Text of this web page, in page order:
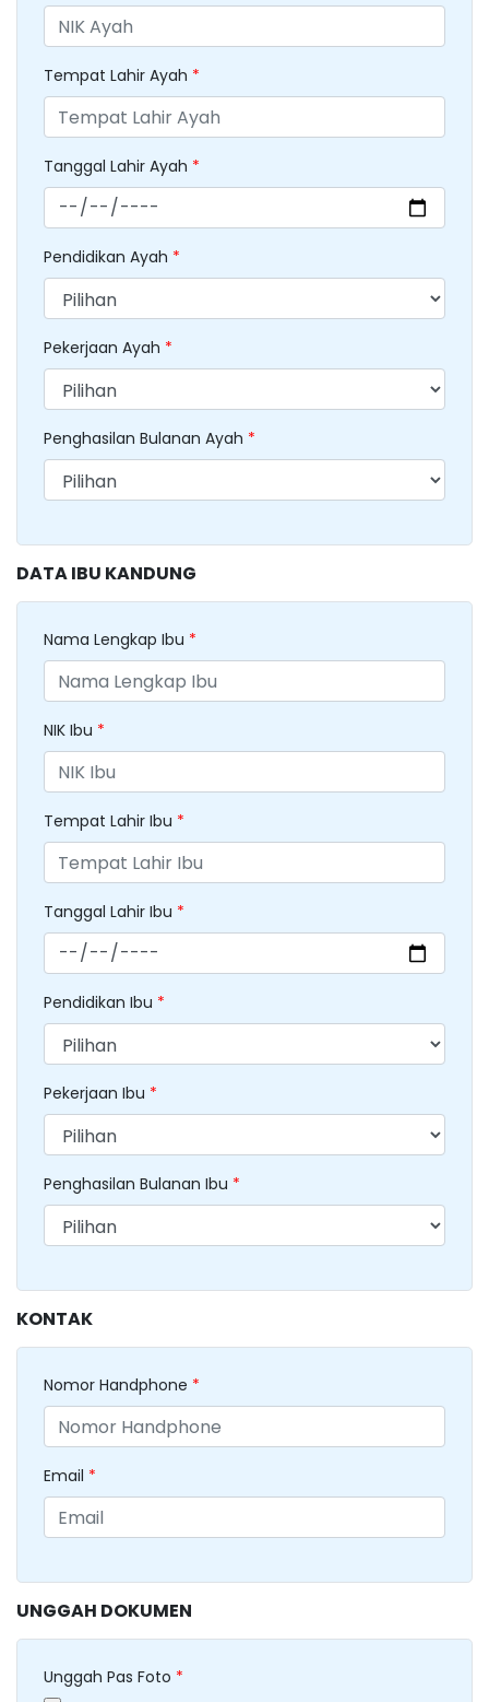
Tempat Lahir Ayah *
Tanggal Lahir Ayah *
Pendidikan Ayah *
Pekerjaan Ayah *
Penghasilan Bulanan Ayah *
DATA IBU KANDUNG
Nama Lengkap Ibu *
NIK Ibu *
Tempat Lahir Ibu *
Tanggal Lahir Ibu *
Pendidikan Ibu *
Pekerjaan Ibu *
Penghasilan Bulanan Ibu *
KONTAK
Nomor Handphone *
Email *
UNGGAH DOKUMEN
Unggah Pas Foto *